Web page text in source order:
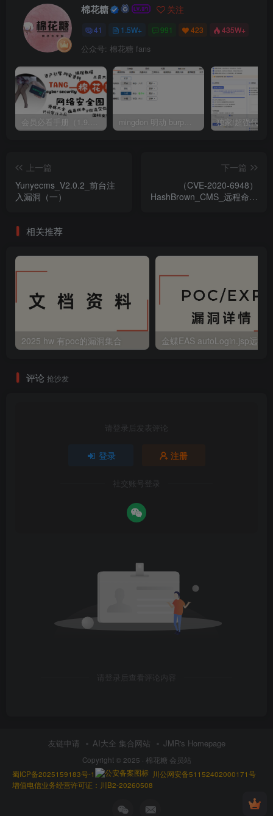
棉花糖 关注
41 1.5W+ 991 423 435W+
公众号: 棉花糖 fans
会员必看手册（1.9.0版本 26.4.5更新） mingdon 明动 burp插件0.2.6版本 本地时间校验去除版
上一篇
Yunyecms_V2.0.2_前台注
入漏洞（一）
下一篇
（CVE-2020-6948）
HashBrown_CMS_远程命令
相关推荐
2025 hw 有poc的漏洞集合
评论 抢沙发
请登录后发表评论
登录 注册
社交账号登录
请登录后查看评论内容
友链申请 AI大全 集合网站 JMR's Homepage
Copyright © 2025 · 棉花糖 会员站
蜀ICP备2025159183号-1
川公网安备51152402000171号
增值电信业务经营许可证：川B2-20260508